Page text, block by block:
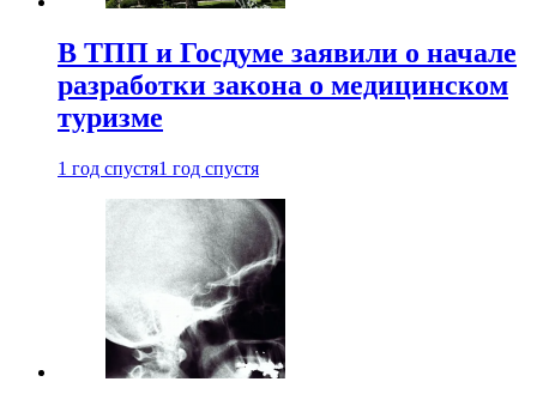
В ТПП и Госдуме заявили о начале
разработки закона о медицинском
туризме
1 год спустя1 год спустя